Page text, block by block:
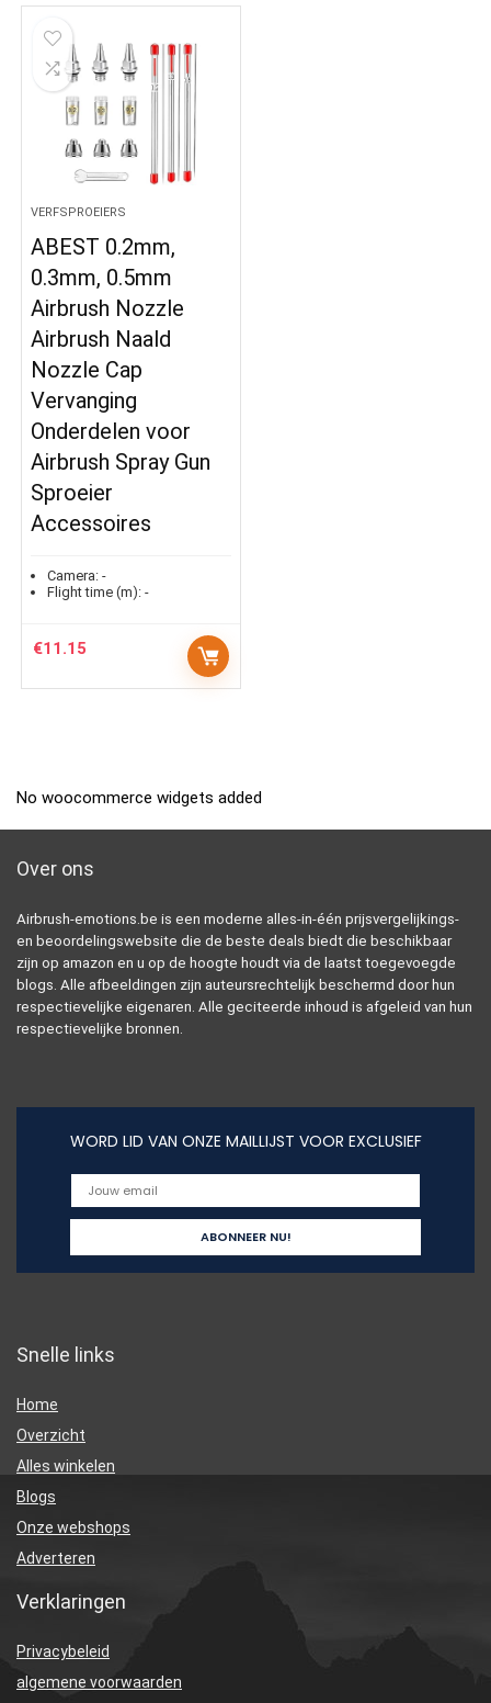
VERFSPROEIERS
ABEST 0.2mm,
0.3mm, 0.5mm
Airbrush Nozzle
Airbrush Naald
Nozzle Cap
Vervanging
Onderdelen voor
Airbrush Spray Gun
Sproeier
Accessoires
Camera: -
Flight time (m): -
€11.15
No woocommerce widgets added
Over ons
Airbrush-emotions.be is een moderne alles-in-één prijsvergelijkings-
en beoordelingswebsite die de beste deals biedt die beschikbaar
zijn op amazon en u op de hoogte houdt via de laatst toegevoegde
blogs. Alle afbeeldingen zijn auteursrechtelijk beschermd door hun
respectievelijke eigenaren. Alle geciteerde inhoud is afgeleid van hun
respectievelijke bronnen.
WORD LID VAN ONZE MAILLIJST VOOR EXCLUSIEF
Snelle links
Home
Overzicht
Alles winkelen
Blogs
Onze webshops
Adverteren
Verklaringen
Privacybeleid
algemene voorwaarden